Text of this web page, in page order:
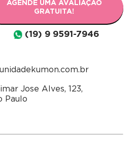
AGENDE UMA AVALIAÇÃO
GRATUITA!
(19) 9 9591-7946
Jose Alves, 123,
Paulo